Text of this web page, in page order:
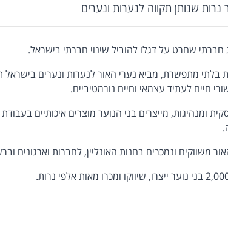
נרות שנותן תקווה לנערות ונערים
חברתי שחרט על דגלו להוביל שינוי חברתי בישראל.
בלתי מתפשרת, מביא נערי האור לנערות ונערים בישראל
חיים לעתיד עצמאי וחיים נורמטיביים.
ומנהיגות, מייצרים בני הנוער מוצרים איכותיים
משווקים ונמכרים בחנות האונליין, לחברות וארגונים